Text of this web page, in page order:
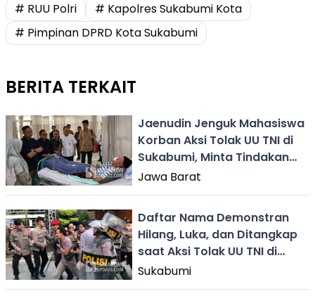
# RUU Polri
# Kapolres Sukabumi Kota
# Pimpinan DPRD Kota Sukabumi
BERITA TERKAIT
Jaenudin Jenguk Mahasiswa
Korban Aksi Tolak UU TNI di
Sukabumi, Minta Tindakan
Represif Diusut
Jawa Barat
Daftar Nama Demonstran
Hilang, Luka, dan Ditangkap
saat Aksi Tolak UU TNI di
Sukabumi
Sukabumi